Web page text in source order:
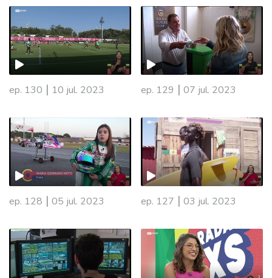
ep. 130 | 10 jul. 2023 ep. 129 | 07 jul. 2023
ep. 128 | 05 jul. 2023 ep. 127 | 03 jul. 2023
702447